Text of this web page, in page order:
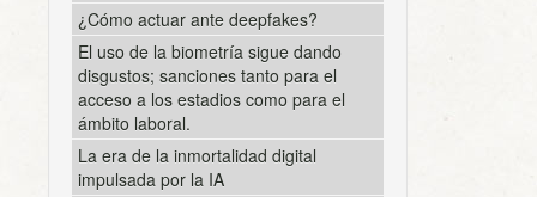
¿Cómo actuar ante deepfakes?
El uso de la biometría sigue dando
disgustos; sanciones tanto para el
acceso a los estadios como para el
ámbito laboral.
La era de la inmortalidad digital
impulsada por la IA